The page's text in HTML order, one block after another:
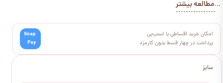
سایز
...مطالعه بیشتر
امکان خرید اقساطی با اسنپ‌پی
پرداخت در چهار قسط بدون کارمزد
Snap
Pay